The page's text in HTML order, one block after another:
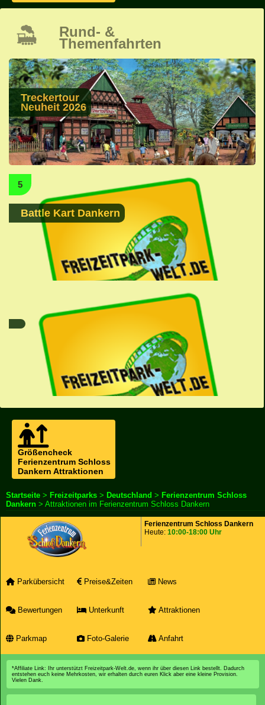
Rund- &
Themenfahrten
Treckertour
Neuheit 2026
5
Battle Kart Dankern
Größencheck
Ferienzentrum Schloss
Dankern Attraktionen
Startseite > Freizeitparks > Deutschland > Ferienzentrum Schloss
Dankern > Attraktionen im Ferienzentrum Schloss Dankern
Ferienzentrum Schloss Dankern
Heute: 10:00-18:00 Uhr
Parkübersicht Preise&Zeiten News
Bewertungen Unterkunft Attraktionen
Parkmap Foto-Galerie Anfahrt
*Affiliate Link: Ihr unterstützt Freizeitpark-Welt.de, wenn ihr über diesen Link bestellt. Dadurch
entstehen euch keine Mehrkosten, wir erhalten durch euren Klick aber eine kleine Provision.
Vielen Dank.